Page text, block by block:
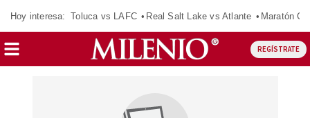
Hoy interesa: Toluca vs LAFC Real Salt Lake vs Atlante Maratón
REGÍSTRATE